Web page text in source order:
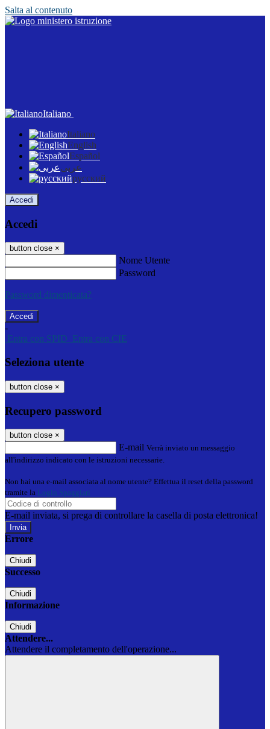
Salta al contenuto
Italiano
Italiano
English
Español
عربى
русский
Accedi
Accedi
button close ×
Nome Utente
Password
Password dimenticata?
-
Entra con SPID Entra con CIE
Seleziona utente
button close ×
Recupero password
button close ×
E-mail Verrà inviato un messaggio
all'indirizzo indicato con le istruzioni necessarie.
Non hai una e-mail associata al nome utente? Effettua il reset della password
tramite la Login Spaggiari
E-mail inviata, si prega di controllare la casella di posta elettronica!
Errore
Chiudi
Successo
Chiudi
Informazione
Chiudi
Attendere...
Attendere il completamento dell'operazione...